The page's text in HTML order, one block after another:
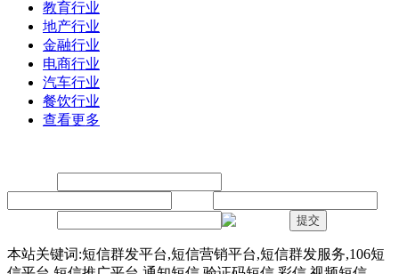
教育行业
地产行业
金融行业
电商行业
汽车行业
餐饮行业
查看更多
提交
本站关键词:短信群发平台,短信营销平台,短信群发服务,106短